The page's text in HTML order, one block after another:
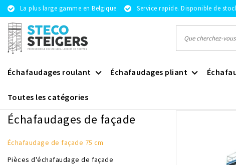
La plus large gamme en Belgique Service rapide. Disponible de
Échafaudages roulant Échafaudages pliant
Toutes les catégories
Revenir à Échafaudages de façade
Échafaudages de façade
Échafaudage de façade 75 cm
Pièces d'échafaudage de façade